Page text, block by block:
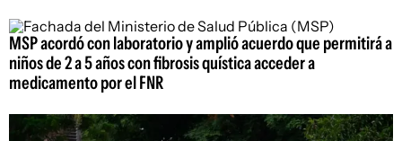
MSP acordó con laboratorio y amplió acuerdo que permitirá a
niños de 2 a 5 años con fibrosis quística acceder a
medicamento por el FNR